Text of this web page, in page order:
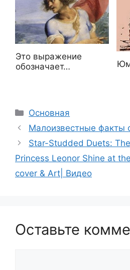
Это выражение
обозначает…
Рубрики
Основная
Малоизвестные факты
Star-Studded Duets:
Princess Leonor Shine at
cover & Art| Видео
Оставьте